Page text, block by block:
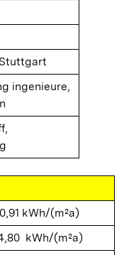
ingenieure,
kWh/(m²a)
kWh/(m²a)